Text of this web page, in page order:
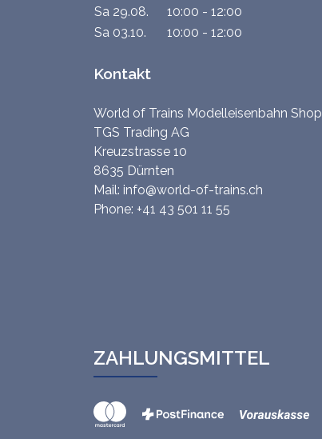
Sa 29.08.
10:00 - 12:00
Sa 03.10.
10:00 - 12:00
Kontakt
World of Trains Modelleisenbahn Shop
TGS Trading AG
Kreuzstrasse 10
8635 Dürnten
Mail: info@world-of-trains.ch
Phone: +41 43 501 11 55
ZAHLUNGSMITTEL